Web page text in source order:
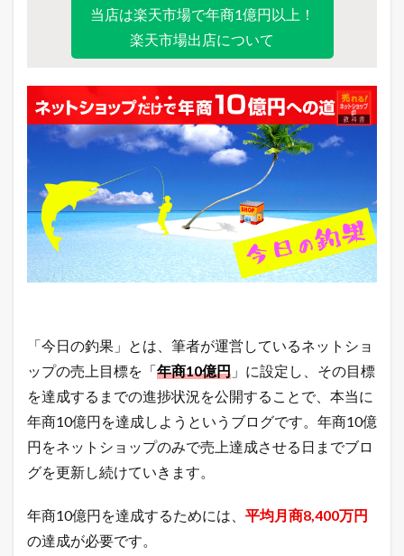
総
合
デ
イ
リ
ラ
キ
ン
グ
7.2
シ
ッ
ピ
ン
グ
売
れ
筋
キ
ン
当店は楽天市場で年商1億円以上！
楽天市場出店について
「今日の釣果」とは、筆者が運営しているネットショ
ップの売上目標を「年商10億円 」に設定し、その目標
を達成するまでの進捗状況を公開することで、本当に
年商10億円を達成しようというブログです。年商10億
円をネットショップのみで売上達成させる日までブロ
グを更新し続けていきます。
年商10億円を達成するためには、 平均月商8,400万円
の達成が必要です。